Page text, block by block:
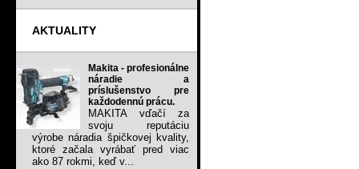
AKTUALITY
Makita - profesionálne
náradie a
príslušenstvo pre
každodennú prácu.
MAKITA vďačí za
svoju reputáciu
výrobe náradia špičkovej kvality,
ktoré začala vyrábať pred viac
ako 87 rokmi, keď v...